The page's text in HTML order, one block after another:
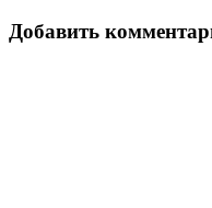
Добавить